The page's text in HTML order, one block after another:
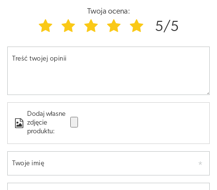
Twoja ocena:
5/5
Treść twojej opinii
Dodaj własne
zdjęcie
produktu:
Twoje imię